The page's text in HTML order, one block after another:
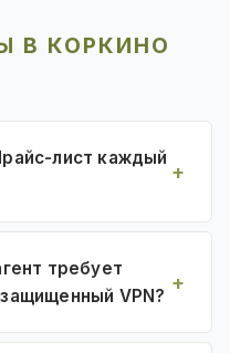
В КОРКИНО
лист каждый
требует
VPN?